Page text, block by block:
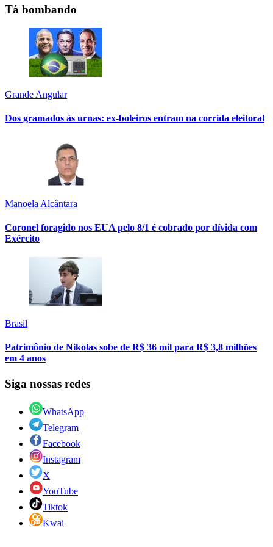
Tá bombando
Grande Angular
Dos gramados às urnas: ex-boleiros entram na corrida eleitoral
Manoela Alcântara
Coronel foragido nos EUA pelo 8/1 é cobrado por dívida com
Exército
Brasil
Patrimônio de Nikolas sobe de R$ 36 mil para R$ 3,8 milhões
em 4 anos
Siga nossas redes
WhatsApp
Telegram
Facebook
Instagram
X
YouTube
Tiktok
Kwai